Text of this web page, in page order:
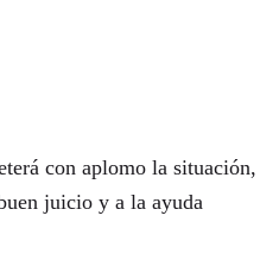
con aplomo la situación,
juicio y a la ayuda